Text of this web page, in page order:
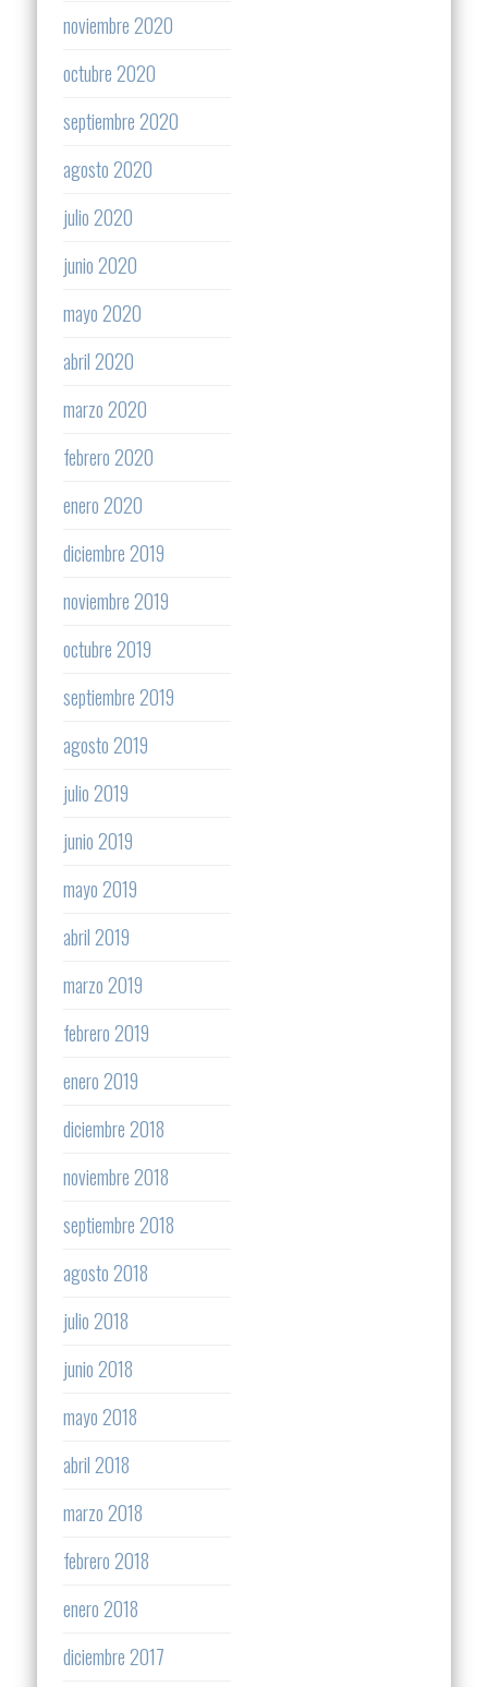
noviembre 2020
octubre 2020
septiembre 2020
agosto 2020
julio 2020
junio 2020
mayo 2020
abril 2020
marzo 2020
febrero 2020
enero 2020
diciembre 2019
noviembre 2019
octubre 2019
septiembre 2019
agosto 2019
julio 2019
junio 2019
mayo 2019
abril 2019
marzo 2019
febrero 2019
enero 2019
diciembre 2018
noviembre 2018
septiembre 2018
agosto 2018
julio 2018
junio 2018
mayo 2018
abril 2018
marzo 2018
febrero 2018
enero 2018
diciembre 2017